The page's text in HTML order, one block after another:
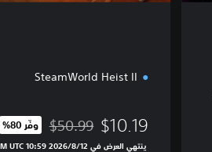
SteamWorld Heist II
$10.19 مخصوم من السعر الأصلي
$50.99 وفّر 80%‏
ينتهي العرض في 12‏/8‏/2026 10:59 PM UTC‏